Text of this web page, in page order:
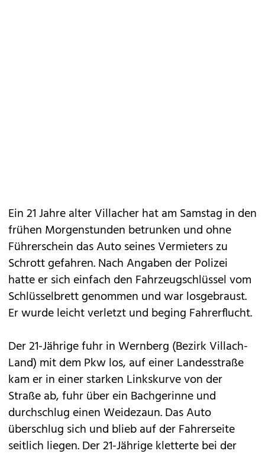
Ein 21 Jahre alter Villacher hat am Samstag in den
frühen Morgenstunden betrunken und ohne
Führerschein das Auto seines Vermieters zu
Schrott gefahren. Nach Angaben der Polizei
hatte er sich einfach den Fahrzeugschlüssel vom
Schlüsselbrett genommen und war losgebraust.
Er wurde leicht verletzt und beging Fahrerflucht.
Der 21-Jährige fuhr in Wernberg (Bezirk Villach-
Land) mit dem Pkw los, auf einer Landesstraße
kam er in einer starken Linkskurve von der
Straße ab, fuhr über ein Bachgerinne und
durchschlug einen Weidezaun. Das Auto
überschlug sich und blieb auf der Fahrerseite
seitlich liegen. Der 21-Jährige kletterte bei der